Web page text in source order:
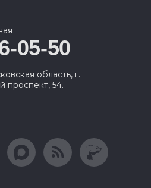
05-50
область, г.
проспект, 54.